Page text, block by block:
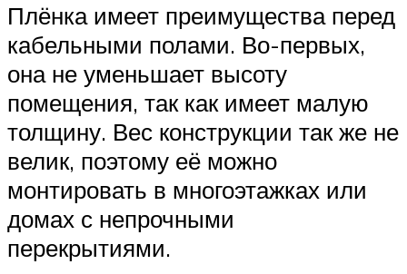
Плёнка имеет преимущества перед
кабельными полами. Во-первых,
она не уменьшает высоту
помещения, так как имеет малую
толщину. Вес конструкции так же не
велик, поэтому её можно
монтировать в многоэтажках или
домах с непрочными
перекрытиями.